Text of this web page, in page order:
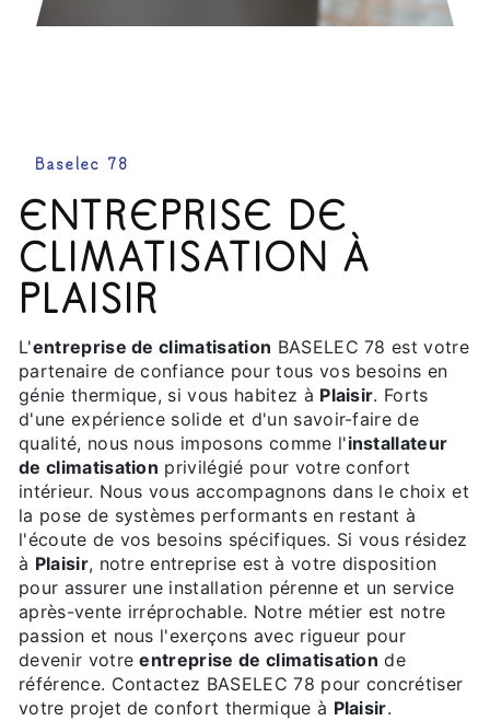
Baselec 78
ENTREPRISE DE
CLIMATISATION À
PLAISIR
L'entreprise de climatisation BASELEC 78 est votre
partenaire de confiance pour tous vos besoins en
génie thermique, si vous habitez à Plaisir. Forts
d'une expérience solide et d'un savoir-faire de
qualité, nous nous imposons comme l'installateur
de climatisation privilégié pour votre confort
intérieur. Nous vous accompagnons dans le choix et
la pose de systèmes performants en restant à
l'écoute de vos besoins spécifiques. Si vous résidez
à Plaisir, notre entreprise est à votre disposition
pour assurer une installation pérenne et un service
après-vente irréprochable. Notre métier est notre
passion et nous l'exerçons avec rigueur pour
devenir votreentreprise de climatisation de
référence. Contactez BASELEC 78 pour concrétiser
votre projet de confort thermique à Plaisir.